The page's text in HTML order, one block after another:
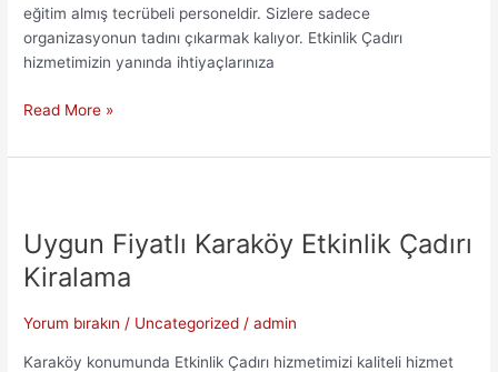
eğitim almış tecrübeli personeldir. Sizlere sadece
organizasyonun tadını çıkarmak kalıyor. Etkinlik Çadırı
hizmetimizin yanında ihtiyaçlarınıza
7/24
Etkinlik
Read More »
Uygun Fiyatlı Karaköy Etkinlik Çadırı
Kiralama
Yorum bırakın / Uncategorized /admin
Karaköy konumunda Etkinlik Çadırı hizmetimizi kaliteli hizmet